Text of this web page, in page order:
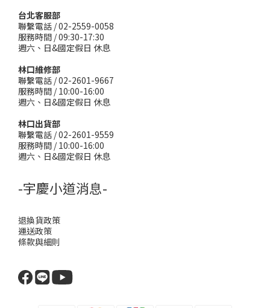
台北客服部
聯繫電話 / 02-2559-0058
服務時間 / 09:30-17:30
週六、日&國定假日 休息
林口維修部
聯繫電話 / 02-2601-9667
服務時間 / 10:00-16:00
週六、日&國定假日 休息
林口出貨部
聯繫電話 / 02-2601-9559
服務時間 / 10:00-16:00
週六、日&國定假日 休息
-宇慶小道消息-
退換貨政策
運送政策
條款與細則